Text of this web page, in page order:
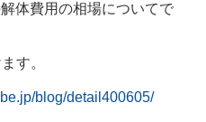
体費用の相場についてで
す。
blog/detail400605/